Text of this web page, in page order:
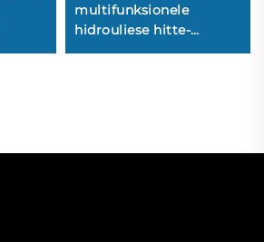
multifunksionele
hidrouliese hitte-
oordragmasjien met